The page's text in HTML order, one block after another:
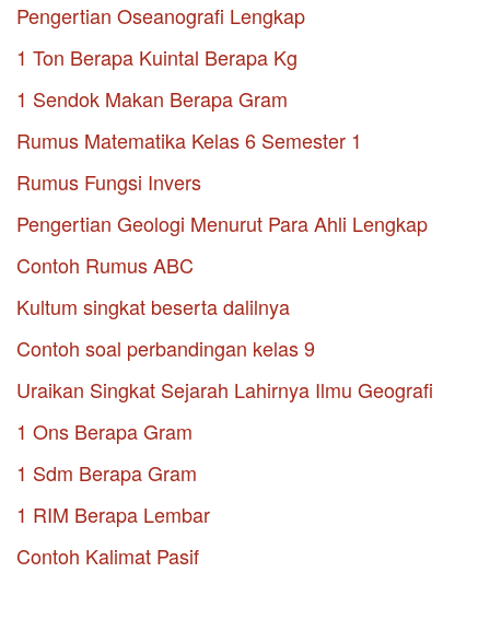
Pengertian Oseanografi Lengkap
1 Ton Berapa Kuintal Berapa Kg
1 Sendok Makan Berapa Gram
Rumus Matematika Kelas 6 Semester 1
Rumus Fungsi Invers
Pengertian Geologi Menurut Para Ahli Lengkap
Contoh Rumus ABC
Kultum singkat beserta dalilnya
Contoh soal perbandingan kelas 9
Uraikan Singkat Sejarah Lahirnya Ilmu Geografi
1 Ons Berapa Gram
1 Sdm Berapa Gram
1 RIM Berapa Lembar
Contoh Kalimat Pasif